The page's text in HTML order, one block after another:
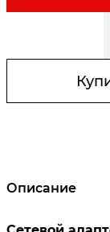
Описание